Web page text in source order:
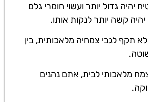
יהיה גדול יותר ועשוי חומרי גלם
קשה יותר לנקות אותו.
תקף לגבי צמחיה מלאכותית, בין
מלאכותי לבית, אתם נהנים